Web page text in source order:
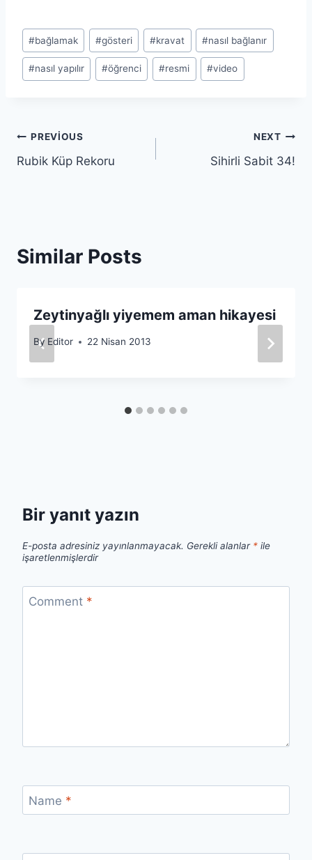
Post
Tags:
#bağlamak #gösteri #kravat #nasıl bağlanır
#nasıl yapılır #öğrenci #resmi #video
Yazı
gezinmesi
PREVIOUS
Rubik Küp Rekoru
NEXT
Sihirli Sabit 34!
Similar Posts
Zeytinyağlı yiyemem aman hikayesi
By Editor 22 Nisan 2013
Bir yanıt yazın
E-posta adresiniz yayınlanmayacak. Gerekli alanlar * ile
işaretlenmişlerdir
Comment *
Name *